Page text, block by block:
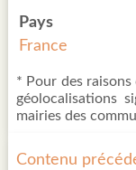
Contenu
Pays
France
* Pour des
géolocalisations
mairies des